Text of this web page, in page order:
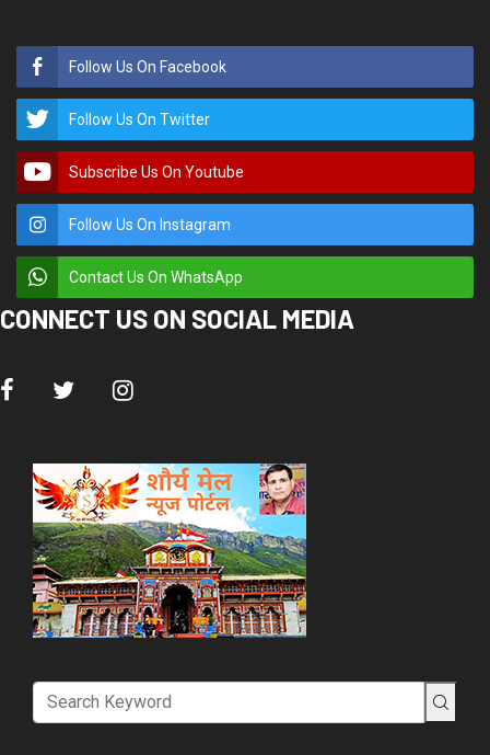
Follow Us On Facebook
Follow Us On Twitter
Subscribe Us On Youtube
Follow Us On Instagram
Contact Us On WhatsApp
CONNECT US ON SOCIAL MEDIA